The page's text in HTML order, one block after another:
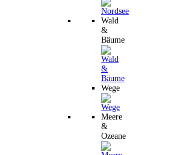
Wald
&
Bäume
Wege
Meere
&
Ozeane